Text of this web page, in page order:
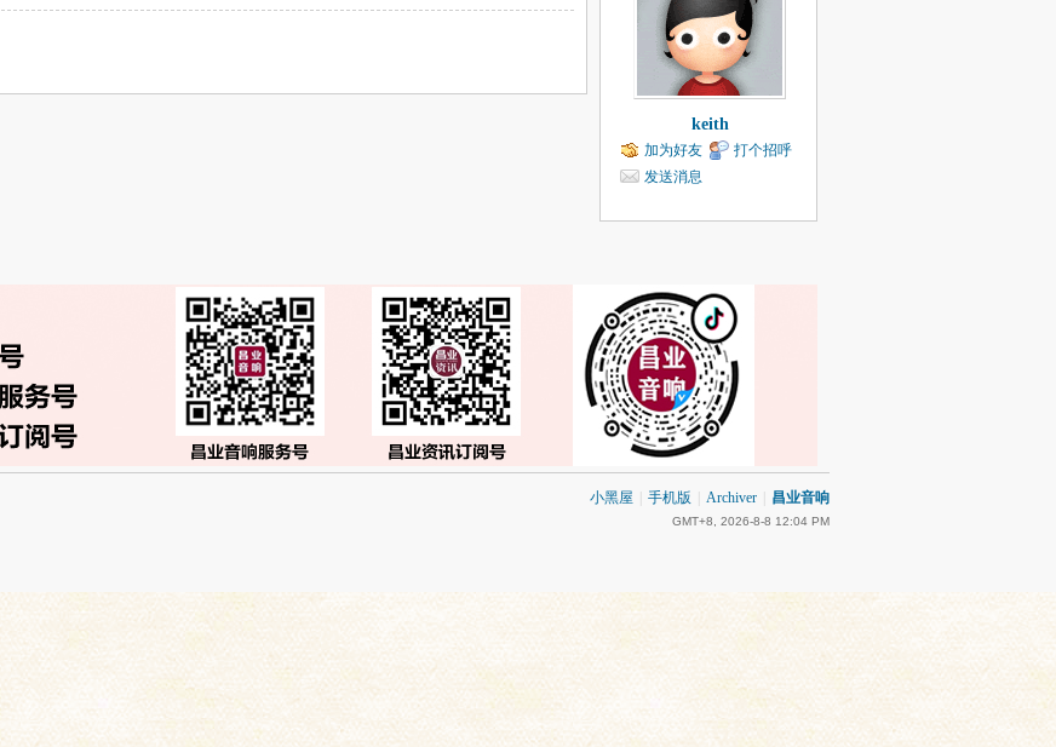
keith
加为好友
打个招呼
发送消息
小黑屋 手机版 Archiver 昌业音响
GMT+8, 2026-8-8 12:04 PM